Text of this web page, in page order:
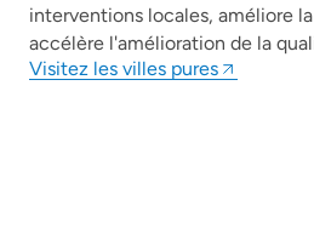
interventions locales, améliore
accélère l'amélioration de la
Visitez les villes pures